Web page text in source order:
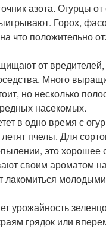
азота. Огурцы
Горох,
что положительно
от
Много
но несколько
насекомых.
в одно время с
пчелы. Для
это хорошее
своим ароматом
лакомиться
урожайность
грядок или